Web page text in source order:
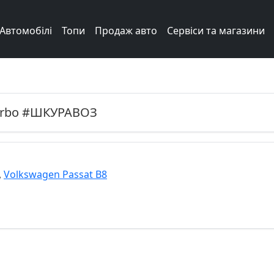
Автомобілі Топи Продаж авто Сервіси та магазини
#ШКУРАВОЗ
, Volkswagen Passat B8